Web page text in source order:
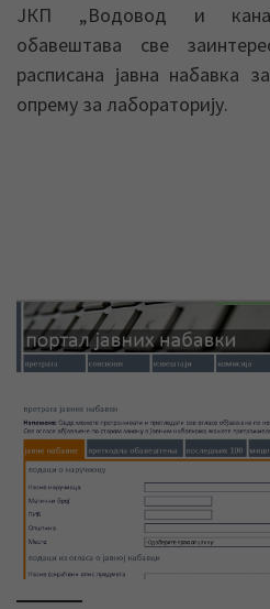
ЈКП „Водовод и
обавештава све
расписана јавна набавка
опрему за лабораторију.